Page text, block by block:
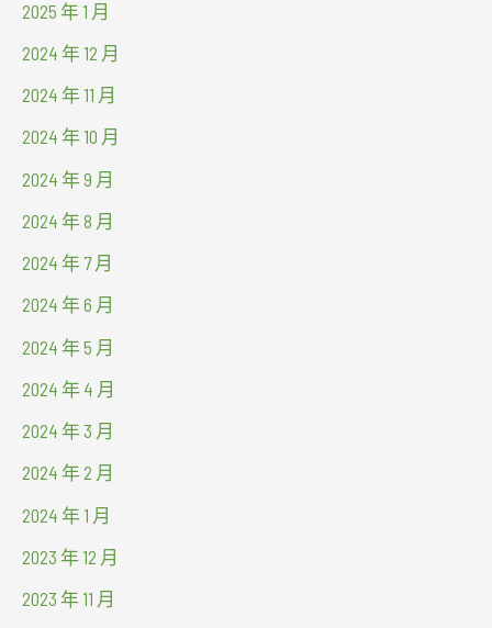
2025 年 1 月
2024 年 12 月
2024 年 11 月
2024 年 10 月
2024 年 9 月
2024 年 8 月
2024 年 7 月
2024 年 6 月
2024 年 5 月
2024 年 4 月
2024 年 3 月
2024 年 2 月
2024 年 1 月
2023 年 12 月
2023 年 11 月